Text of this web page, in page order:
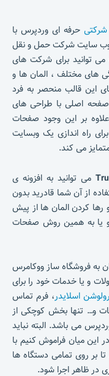
حرفه ای وردپرس با
وب سایت شرکت حمل و نقل
می توانید برای شرکت های
های مختلف ، المان ها و
این قالب منحصر به فرد
صفحه اصلی با طراحی های
بر این وجود صفحات
راه اندازی یک وبسایت
می کند.
می توانید به افزونه ی
از آن شما قادرید بدون
رها کردن المان ها از پیش
و یا به همین روش صفحات
به فروشگاه ساز ووکامرس
و یا خدمات خود را برای
اسلایدر، فرم تماس
و… تنها بخش کوچکی از
می باشد. البته نباید
این میان فراموش کنیم با
بر روی تمامی دستگاه ها
در ظاهر اجرا شود.